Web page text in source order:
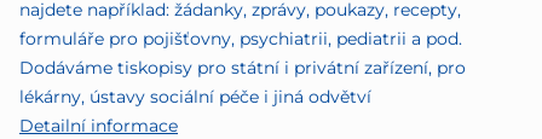
najdete například: žádanky, zprávy, poukazy, recepty,
formuláře pro pojišťovny, psychiatrii, pediatrii a pod.
Dodáváme tiskopisy pro státní i privátní zařízení, pro
lékárny, ústavy sociální péče i jiná odvětví
Detailní informace